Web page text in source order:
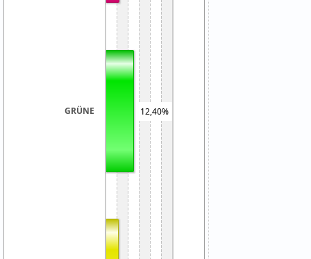
GRÜNE 12,40%